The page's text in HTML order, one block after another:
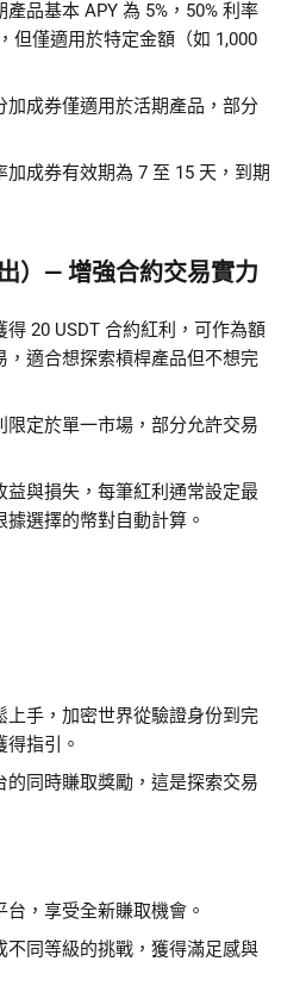
產品基本 APY 為 5%，50% 利率
但僅適用於特定金額（如 1,000
加成券僅適用於活期產品，部分
加成券有效期為 7 至 15 天，到期
）— 增強合約交易實力
得 20 USDT 合約紅利，可作為額
，適合想探索槓桿產品但不想完
限定於單一市場，部分允許交易
益與損失，每筆紅利通常設定最
選擇的幣對自動計算。
上手，加密世界從驗證身份到完
指引。
的同時賺取獎勵，這是探索交易
台，享受全新賺取機會。
不同等級的挑戰，獲得滿足感與